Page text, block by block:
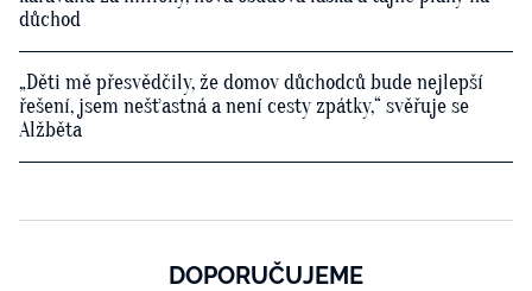
důchod
„Děti mě přesvědčily, že domov důchodců bude nejlepší
řešení, jsem nešťastná a není cesty zpátky,“ svěřuje se
Alžběta
DOPORUČUJEME